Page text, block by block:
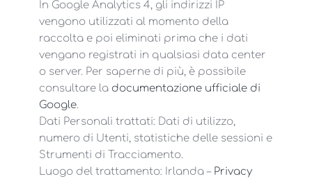
In Google Analytics 4, gli indirizzi IP
vengono utilizzati al momento della
raccolta e poi eliminati prima che i dati
vengano registrati in qualsiasi data center
o server. Per saperne di più, è possibile
consultare la documentazione ufficiale di
Google.
Dati Personali trattati: Dati di utilizzo,
numero di Utenti, statistiche delle sessioni e
Strumenti di Tracciamento.
Luogo del trattamento: Irlanda – Privacy